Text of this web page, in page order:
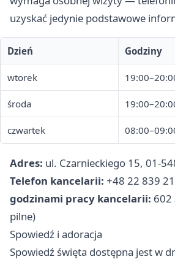
uzyskać jedynie podstawowe
Dzień Godziny
wtorek
środa
czwartek
Adres: ul. Czarnieckiego 15, 01-
Telefon kancelarii: +48 22 839
godzinami pracy kancelarii: 602
pilne)
Spowiedź i adoracja
Spowiedź święta dostępna jest w